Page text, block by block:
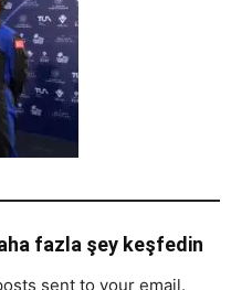
fazla şey keşfedin
sent to your email.